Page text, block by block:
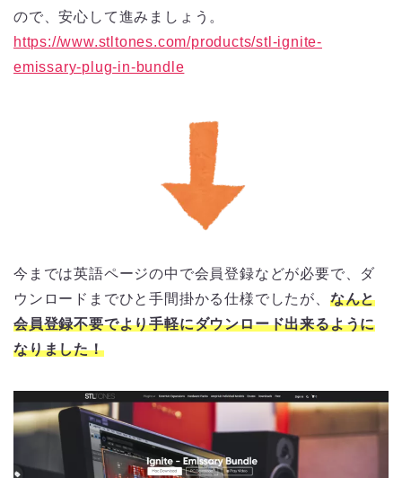
ので、安心して進みましょう。
https://www.stltones.com/products/stl-ignite-
emissary-plug-in-bundle
今までは英語ページの中で会員登録などが必要で、ダ
ウンロードまでひと手間掛かる仕様でしたが、 なんと
会員登録不要でより手軽にダウンロード出来るように
なりました！